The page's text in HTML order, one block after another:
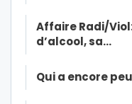
Affaire Radi/
d’alcool, sa…
Qui a encore